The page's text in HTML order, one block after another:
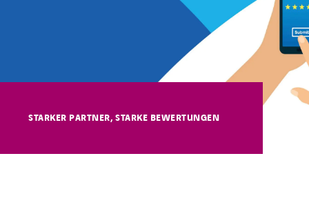
STARKER PARTNER, STARKE BEWERTUNGEN